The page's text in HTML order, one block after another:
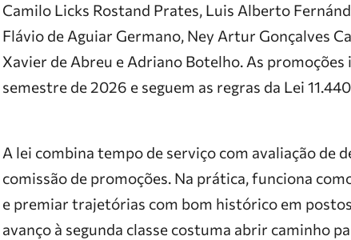
Camilo Licks Rostand Prates, Luis Alberto
Flávio de Aguiar Germano, Ney Artur Gonçalves
Xavier de Abreu e Adriano Botelho. As
semestre de 2026 e seguem as regras da Lei
A lei combina tempo de serviço com avaliação de
comissão de promoções. Na prática, funciona
e premiar trajetórias com bom histórico em
avanço à segunda classe costuma abrir caminho